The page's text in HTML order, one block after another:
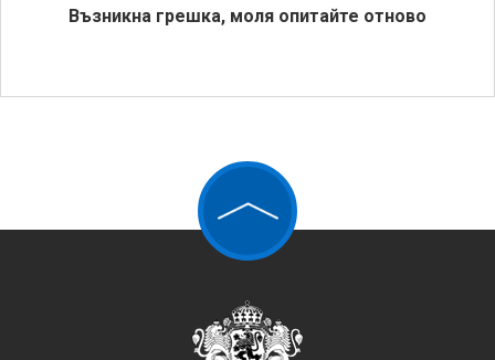
Възникна грешка, моля опитайте отново